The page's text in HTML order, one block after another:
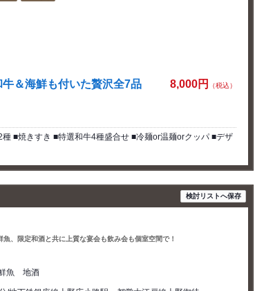
8,000円 （税込）
牛＆海鮮も付いた贅沢全7品
■焼きすき ■特選和牛4種盛合せ ■冷麺or温麺orクッパ ■デザ
検討リストへ保存
、限定和酒と共に上質な宴会も飲み会も個室空間で！
魚 地酒